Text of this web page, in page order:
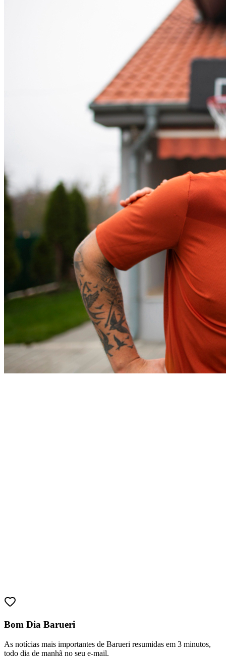
Juventude
Bom Dia Barueri
As notícias mais importantes de Barueri resumidas em 3 minutos,
todo dia de manhã no seu e-mail.